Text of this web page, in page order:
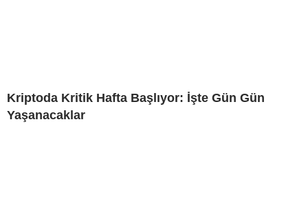
Kriptoda Kritik Hafta Başlıyor: İşte Gün Gün
Yaşanacaklar